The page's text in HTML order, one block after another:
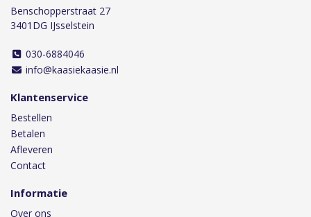
Benschopperstraat 27
3401DG IJsselstein
030-6884046
info@kaasiekaasie.nl
Klantenservice
Bestellen
Betalen
Afleveren
Contact
Informatie
Over ons